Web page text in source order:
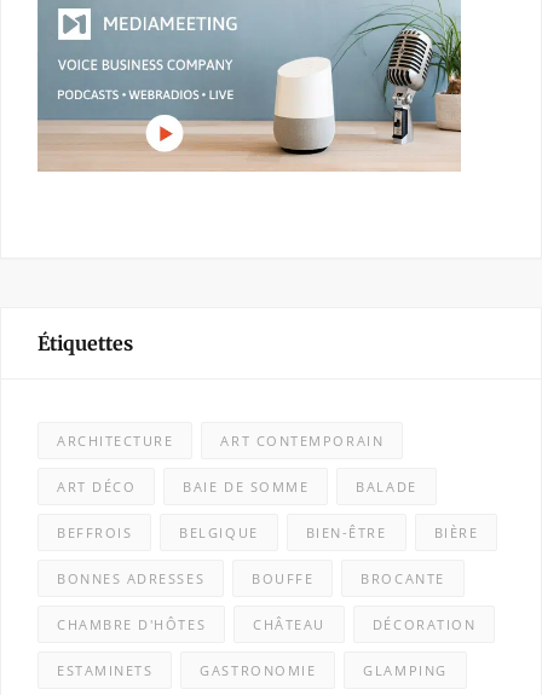
Étiquettes
ARCHITECTURE ART CONTEMPORAIN
ART DÉCO BAIE DE SOMME BALADE
BEFFROIS BELGIQUE BIEN-ÊTRE BIÈRE
BONNES ADRESSES BOUFFE BROCANTE
CHAMBRE D'HÔTES CHÂTEAU DÉCORATION
ESTAMINETS GASTRONOMIE GLAMPING